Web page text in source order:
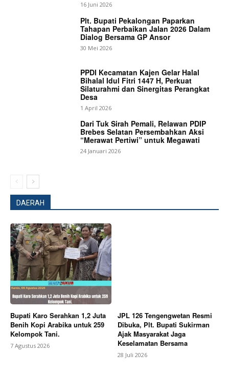
News Week
Magazine PRO
16 Juni 2026
Plt. Bupati Pekalongan Paparkan
Tahapan Perbaikan Jalan 2026 Dalam
Dialog Bersama GP Ansor
30 Mei 2026
PPDI Kecamatan Kajen Gelar Halal
Bihalal Idul Fitri 1447 H, Perkuat
Silaturahmi dan Sinergitas Perangkat
Desa
1 April 2026
Dari Tuk Sirah Pemali, Relawan PDIP
Brebes Selatan Persembahkan Aksi
“Merawat Pertiwi” untuk Megawati
24 Januari 2026
DAERAH
Bupati Karo Serahkan 1,2 Juta
Benih Kopi Arabika untuk 259
Kelompok Tani.
7 Agustus 2026
JPL 126 Tengengwetan Resmi
Dibuka, Plt. Bupati Sukirman
Ajak Masyarakat Jaga
Keselamatan Bersama
28 Juli 2026